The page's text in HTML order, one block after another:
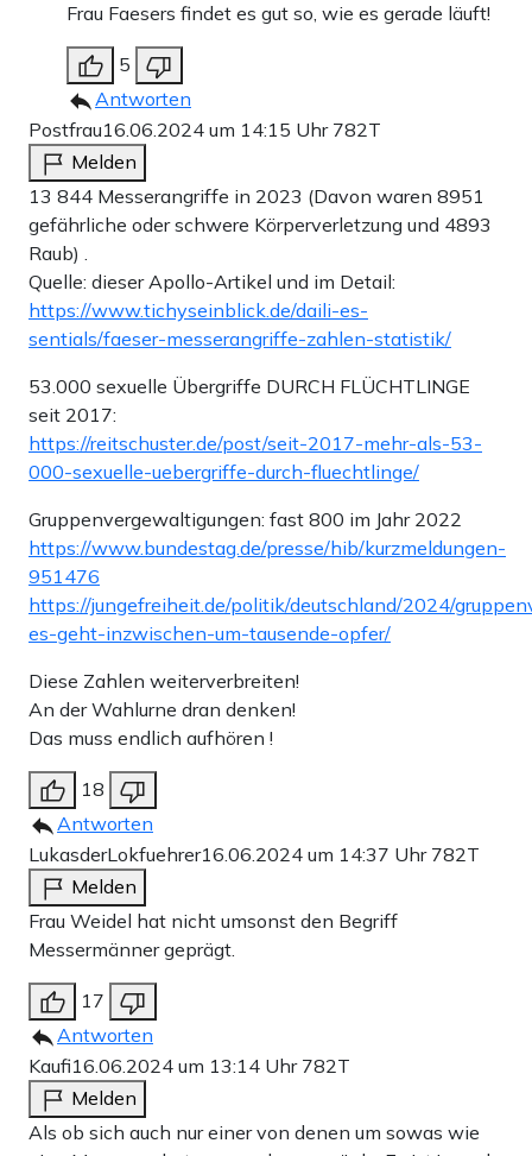
Frau Faesers findet es gut so, wie es gerade läuft!
5
Antworten
Postfrau16.06.2024 um 14:15 Uhr 782T
Melden
13 844 Messerangriffe in 2023 (Davon waren 8951
gefährliche oder schwere Körperverletzung und 4893
Raub) .
Quelle: dieser Apollo-Artikel und im Detail:
https://www.tichyseinblick.de/daili-es-
sentials/faeser-messerangriffe-zahlen-statistik/
53.000 sexuelle Übergriffe DURCH FLÜCHTLINGE
seit 2017:
https://reitschuster.de/post/seit-2017-mehr-als-53-
000-sexuelle-uebergriffe-durch-fluechtlinge/
Gruppenvergewaltigungen: fast 800 im Jahr 2022
https://www.bundestag.de/presse/hib/kurzmeldungen-
951476
https://jungefreiheit.de/politik/deutschland/2024/
es-geht-inzwischen-um-tausende-opfer/
Diese Zahlen weiterverbreiten!
An der Wahlurne dran denken!
Das muss endlich aufhören !
18
Antworten
LukasderLokfuehrer16.06.2024 um 14:37 Uhr 782T
Melden
Frau Weidel hat nicht umsonst den Begriff
Messermänner geprägt.
17
Antworten
Kaufi16.06.2024 um 13:14 Uhr 782T
Melden
Als ob sich auch nur einer von denen um sowas wie